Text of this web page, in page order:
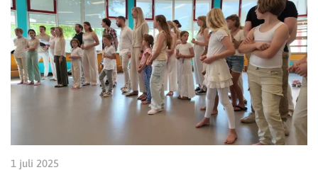
1 juli 2025